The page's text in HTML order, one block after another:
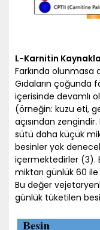
L-Karnitin
Farkında olunmasa
Gıdaların çoğunda
içerisinde devamlı
(örneğin: kuzu eti,
açısından
sütü daha küçük
besinler yok
içermektedirler (3).
miktarı günlük 60
Bu değer
günlük tüketilen